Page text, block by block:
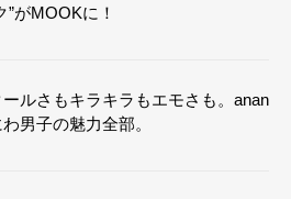
”がMOOKに！
ルさもキラキラもエモさも。anan
男子の魅力全部。